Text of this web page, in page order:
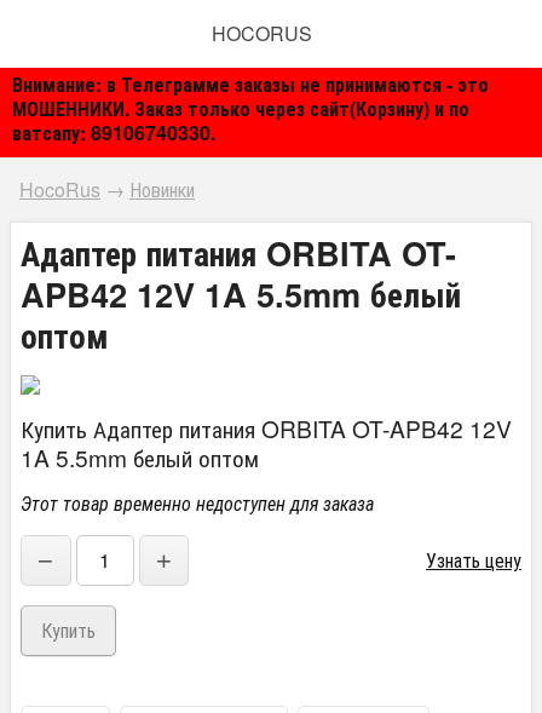
Внимание: в Телеграмме заказы не принимаются - это
МОШЕННИКИ. Заказ только через сайт(Корзину) и по
ватсапу: 89106740330.
HOCORUS
HocoRus → Новинки
Адаптер питания ORBITA OT-
APB42 12V 1A 5.5mm белый
оптом
Купить Адаптер питания ORBITA OT-APB42 12V
1A 5.5mm белый оптом
Этот товар временно недоступен для заказа
− + Узнать цену